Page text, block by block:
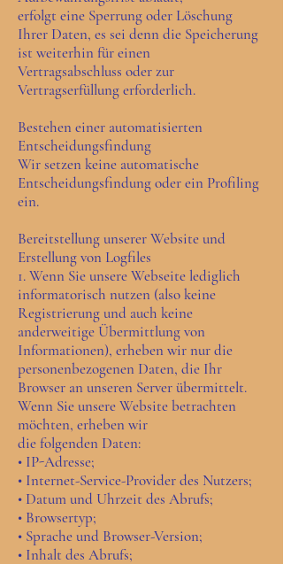
erfolgt eine Sperrung oder Löschung
Ihrer Daten, es sei denn die Speicherung
ist weiterhin für einen
Vertragsabschluss oder zur
Vertragserfüllung erforderlich.
Bestehen einer automatisierten
Entscheidungsfindung
Wir setzen keine automatische
Entscheidungsfindung oder ein Profiling
ein.
Bereitstellung unserer Website und
Erstellung von Logfiles
1. Wenn Sie unsere Webseite lediglich
informatorisch nutzen (also keine
Registrierung und auch keine
anderweitige Übermittlung von
Informationen), erheben wir nur die
personenbezogenen Daten, die Ihr
Browser an unseren Server übermittelt.
Wenn Sie unsere Website betrachten
möchten, erheben wir
die folgenden Daten:
• IP-Adresse;
• Internet-Service-Provider des Nutzers;
• Datum und Uhrzeit des Abrufs;
• Browsertyp;
• Sprache und Browser-Version;
• Inhalt des Abrufs;